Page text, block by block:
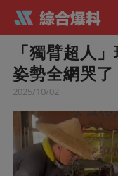
「獨臂超人
姿勢全網哭了
2025/10/02